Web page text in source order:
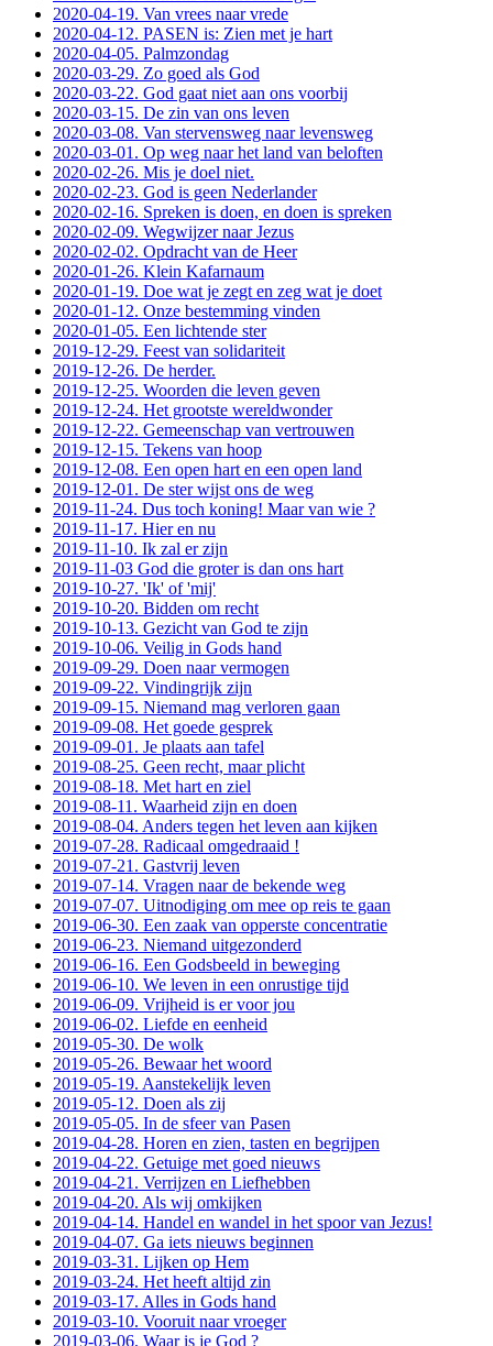
2020-04-19. Van vrees naar vrede
2020-04-12. PASEN is: Zien met je hart
2020-04-05. Palmzondag
2020-03-29. Zo goed als God
2020-03-22. God gaat niet aan ons voorbij
2020-03-15. De zin van ons leven
2020-03-08. Van stervensweg naar levensweg
2020-03-01. Op weg naar het land van beloften
2020-02-26. Mis je doel niet.
2020-02-23. God is geen Nederlander
2020-02-16. Spreken is doen, en doen is spreken
2020-02-09. Wegwijzer naar Jezus
2020-02-02. Opdracht van de Heer
2020-01-26. Klein Kafarnaum
2020-01-19. Doe wat je zegt en zeg wat je doet
2020-01-12. Onze bestemming vinden
2020-01-05. Een lichtende ster
2019-12-29. Feest van solidariteit
2019-12-26. De herder.
2019-12-25. Woorden die leven geven
2019-12-24. Het grootste wereldwonder
2019-12-22. Gemeenschap van vertrouwen
2019-12-15. Tekens van hoop
2019-12-08. Een open hart en een open land
2019-12-01. De ster wijst ons de weg
2019-11-24. Dus toch koning! Maar van wie ?
2019-11-17. Hier en nu
2019-11-10. Ik zal er zijn
2019-11-03 God die groter is dan ons hart
2019-10-27. 'Ik' of 'mij'
2019-10-20. Bidden om recht
2019-10-13. Gezicht van God te zijn
2019-10-06. Veilig in Gods hand
2019-09-29. Doen naar vermogen
2019-09-22. Vindingrijk zijn
2019-09-15. Niemand mag verloren gaan
2019-09-08. Het goede gesprek
2019-09-01. Je plaats aan tafel
2019-08-25. Geen recht, maar plicht
2019-08-18. Met hart en ziel
2019-08-11. Waarheid zijn en doen
2019-08-04. Anders tegen het leven aan kijken
2019-07-28. Radicaal omgedraaid !
2019-07-21. Gastvrij leven
2019-07-14. Vragen naar de bekende weg
2019-07-07. Uitnodiging om mee op reis te gaan
2019-06-30. Een zaak van opperste concentratie
2019-06-23. Niemand uitgezonderd
2019-06-16. Een Godsbeeld in beweging
2019-06-10. We leven in een onrustige tijd
2019-06-09. Vrijheid is er voor jou
2019-06-02. Liefde en eenheid
2019-05-30. De wolk
2019-05-26. Bewaar het woord
2019-05-19. Aanstekelijk leven
2019-05-12. Doen als zij
2019-05-05. In de sfeer van Pasen
2019-04-28. Horen en zien, tasten en begrijpen
2019-04-22. Getuige met goed nieuws
2019-04-21. Verrijzen en Liefhebben
2019-04-20. Als wij omkijken
2019-04-14. Handel en wandel in het spoor van Jezus!
2019-04-07. Ga iets nieuws beginnen
2019-03-31. Lijken op Hem
2019-03-24. Het heeft altijd zin
2019-03-17. Alles in Gods hand
2019-03-10. Vooruit naar vroeger
2019-03-06. Waar is je God ?